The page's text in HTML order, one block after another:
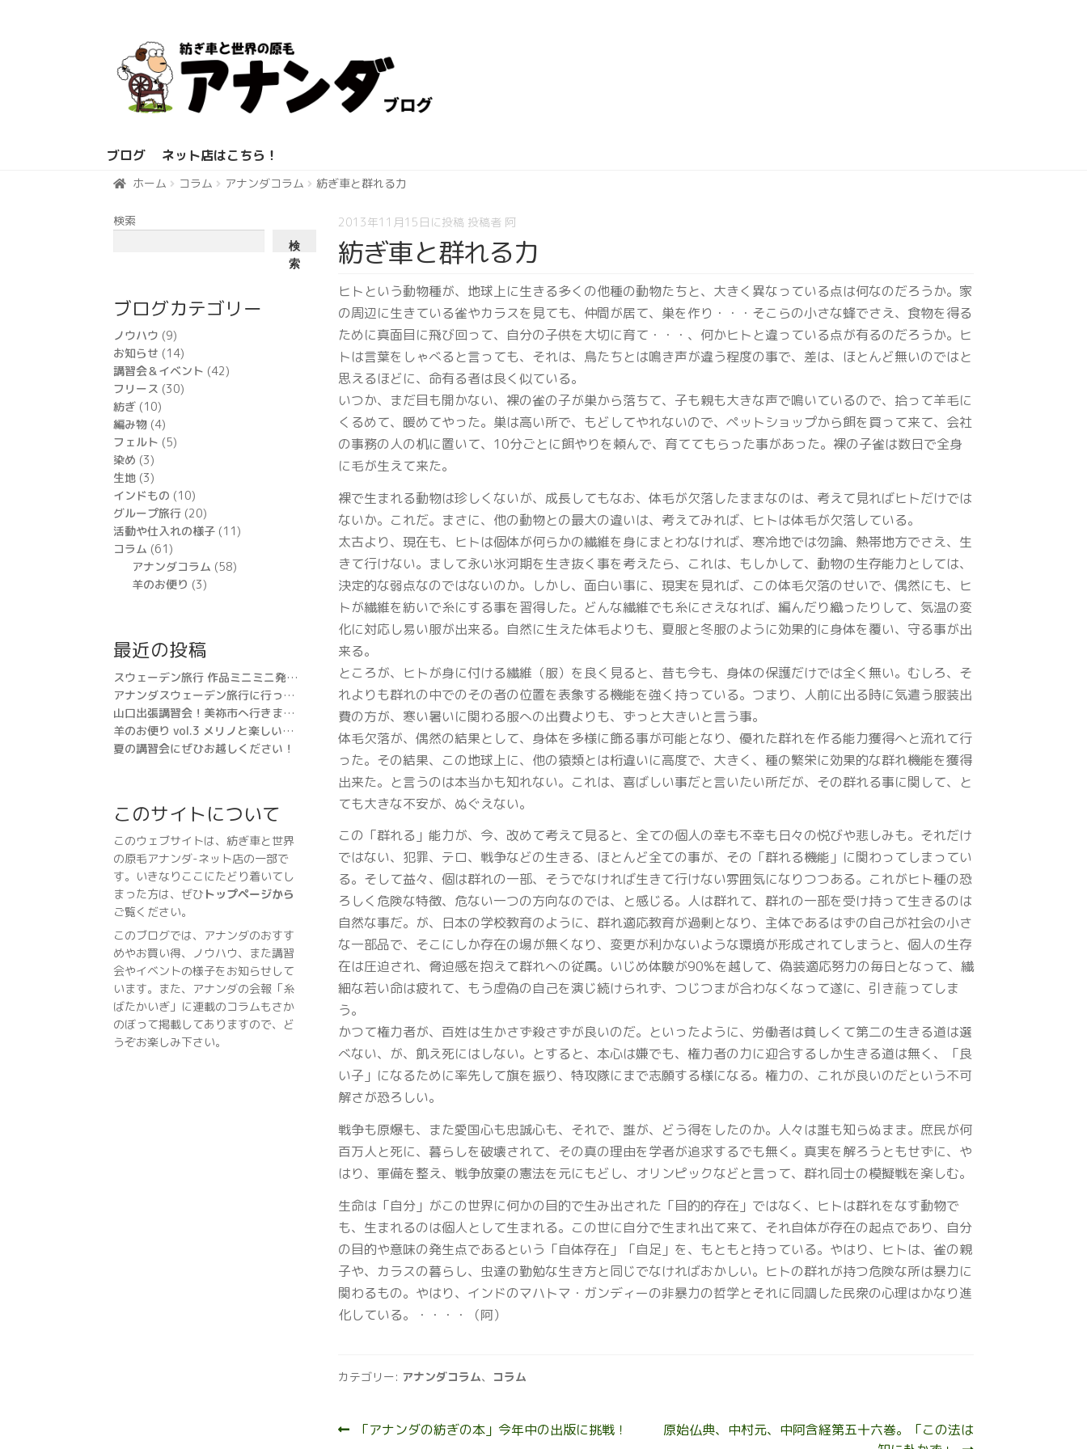
ビ
ゲ
ン
へ
キ
ン
テ
ス
キ
プ
ブログ
ネット店はこちら！
ホームホーム コラム アナンダコラム 紡ぎ車と群れる力
2013年11月15日 に投稿 投稿者 阿
紡ぎ車と群れる力
ヒトという動物種が、地球上に生きる多くの他種の動物たちと、大きく異なっている点は何なのだろうか。家
の周辺に生きている雀やカラスを見ても、仲間が居て、巣を作り・・・そこらの小さな蜂でさえ、食物を得る
ために真面目に飛び回って、自分の子供を大切に育て・・・、何かヒトと違っている点が有るのだろうか。ヒ
トは言葉をしゃべると言っても、それは、鳥たちとは鳴き声が違う程度の事で、差は、ほとんど無いのではと
思えるほどに、命有る者は良く似ている。
いつか、まだ目も開かない、裸の雀の子が巣から落ちて、子も親も大きな声で鳴いているので、拾って羊毛に
くるめて、暖めてやった。巣は高い所で、もどしてやれないので、ペットショップから餌を買って来て、会社
の事務の人の机に置いて、10分ごとに餌やりを頼んで、育ててもらった事があった。裸の子雀は数日で全身
に毛が生えて来た。
裸で生まれる動物は珍しくないが、成長してもなお、体毛が欠落したままなのは、考えて見ればヒトだけでは
ないか。これだ。まさに、他の動物との最大の違いは、考えてみれば、ヒトは体毛が欠落している。
太古より、現在も、ヒトは個体が何らかの繊維を身にまとわなければ、寒冷地では勿論、熱帯地方でさえ、生
きて行けない。まして永い氷河期を生き抜く事を考えたら、これは、もしかして、動物の生存能力としては、
決定的な弱点なのではないのか。しかし、面白い事に、現実を見れば、この体毛欠落のせいで、偶然にも、ヒ
トが繊維を紡いで糸にする事を習得した。どんな繊維でも糸にさえなれば、編んだり織ったりして、気温の変
化に対応し易い服が出来る。自然に生えた体毛よりも、夏服と冬服のように効果的に身体を覆い、守る事が出
来る。
ところが、ヒトが身に付ける繊維（服）を良く見ると、昔も今も、身体の保護だけでは全く無い。むしろ、そ
れよりも群れの中でのその者の位置を表象する機能を強く持っている。つまり、人前に出る時に気遣う服装出
費の方が、寒い暑いに関わる服への出費よりも、ずっと大きいと言う事。
体毛欠落が、偶然の結果として、身体を多様に飾る事が可能となり、優れた群れを作る能力獲得へと流れて行
った。その結果、この地球上に、他の猿類とは桁違いに高度で、大きく、種の繁栄に効果的な群れ機能を獲得
出来た。と言うのは本当かも知れない。これは、喜ばしい事だと言いたい所だが、その群れる事に関して、と
ても大きな不安が、ぬぐえない。
この「群れる」能力が、今、改めて考えて見ると、全ての個人の幸も不幸も日々の悦びや悲しみも。それだけ
ではない、犯罪、テロ、戦争などの生きる、ほとんど全ての事が、その「群れる機能」に関わってしまってい
る。そして益々、個は群れの一部、そうでなければ生きて行けない雰囲気になりつつある。これがヒト種の恐
ろしく危険な特徴、危ない一つの方向なのでは、と感じる。人は群れて、群れの一部を受け持って生きるのは
自然な事だ。が、日本の学校教育のように、群れ適応教育が過剰となり、主体であるはずの自己が社会の小さ
な一部品で、そこにしか存在の場が無くなり、変更が利かないような環境が形成されてしまうと、個人の生存
在は圧迫され、脅迫感を抱えて群れへの従属。いじめ体験が90%を越して、偽装適応努力の毎日となって、繊
細な若い命は疲れて、もう虚偽の自己を演じ続けられず、つじつまが合わなくなって遂に、引き蘢ってしま
う。
かつて権力者が、百姓は生かさず殺さずが良いのだ。といったように、労働者は貧しくて第二の生きる道は選
べない、が、飢え死にはしない。とすると、本心は嫌でも、権力者の力に迎合するしか生きる道は無く、「良
い子」になるために率先して旗を振り、特攻隊にまで志願する様になる。権力の、これが良いのだという不可
解さが恐ろしい。
戦争も原爆も、また愛国心も忠誠心も、それで、誰が、どう得をしたのか。人々は誰も知らぬまま。庶民が何
百万人と死に、暮らしを破壊されて、その真の理由を学者が追求するでも無く。真実を解ろうともせずに、や
はり、軍備を整え、戦争放棄の憲法を元にもどし、オリンピックなどと言って、群れ同士の模擬戦を楽しむ。
生命は「自分」がこの世界に何かの目的で生み出された「目的的存在」ではなく、ヒトは群れをなす動物で
も、生まれるのは個人として生まれる。この世に自分で生まれ出て来て、それ自体が存在の起点であり、自分
の目的や意味の発生点であるという「自体存在」「自足」を、もともと持っている。やはり、ヒトは、雀の親
子や、カラスの暮らし、虫達の勤勉な生き方と同じでなければおかしい。ヒトの群れが持つ危険な所は暴力に
関わるもの。やはり、インドのマハトマ・ガンディーの非暴力の哲学とそれに同調した民衆の心理はかなり進
化している。・・・・（阿）
カテゴリー: アナンダコラム、 コラム
投前
「アナンダの紡ぎの本」今年中の出版に挑戦！
次
原始仏典、中村元、中阿含経第五十六巻。「この法は
検索
検
索
ブログカテゴリー
ノウハウ (9)
お知らせ (14)
講習会＆イベント (42)
フリース (30)
紡ぎ (10)
編み物 (4)
フェルト (5)
染め (3)
生地 (3)
インドもの (10)
グループ旅行 (20)
活動や仕入れの様子 (11)
コラム (61)
アナンダコラム (58)
羊のお便り (3)
最近の投稿
スウェーデン旅行 作品ミニミニ発表会
アナンダスウェーデン旅行に行って来ました。
山口出張講習会！美祢市へ行きます!!
羊のお便り vol.3 メリノと楽しい仲間たち
夏の講習会にぜひお越しください！
このサイトについて
このウェブサイトは、紡ぎ車と世界
の原毛アナンダ-ネット店の一部で
す。いきなりここにたどり着いてし
まった方は、ぜひ トップページから
ご覧ください。
このブログでは、アナンダのおすす
めやお買い得、ノウハウ、また講習
会やイベントの様子をお知らせして
います。また、アナンダの会報「糸
ばたかいぎ」に連載のコラムもさか
のぼって掲載してありますので、ど
うぞお楽しみ下さい。